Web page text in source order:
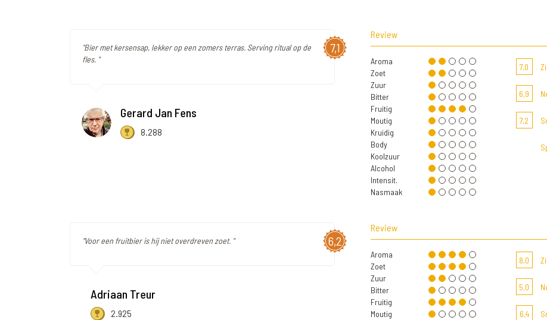
7,1
"Bier met kersensap, lekker op een zomers terras. Serving ritual op de
fles. "
Gerard Jan Fens
8.288
Review
Aroma
Zoet
Zuur
Bitter
Fruitig
Moutig
Kruidig
Body
Koolzuur
Alcohol
Intensit.
Nasmaak
7,0
6,9
7,2
6,2
"Voor een fruitbier is hij niet overdreven zoet. "
Adriaan Treur
2.925
Review
Aroma
Zoet
Zuur
Bitter
Fruitig
Moutig
8,0
5,0
6,4